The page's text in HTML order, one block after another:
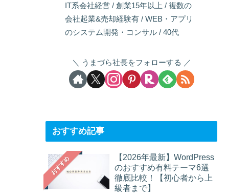
IT系会社経営 / 創業15年以上 / 複数の
会社起業&売却経験有 / WEB・アプリ
のシステム開発・コンサル / 40代
うまづら社長をフォローする
おすすめ記事
おすすめ
【2026年最新】WordPress
のおすすめ有料テーマ6選
徹底比較！【初心者から上
級者まで】